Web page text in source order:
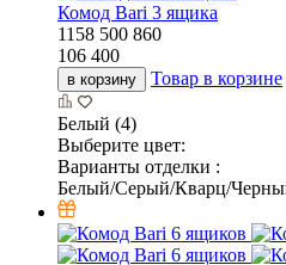
Комод Bari 3 ящика
1158 500 860
106 400
в корзину Товар в корзине
Белый (4)
Выберите цвет:
Варианты отделки :
Белый/Серый/Кварц/